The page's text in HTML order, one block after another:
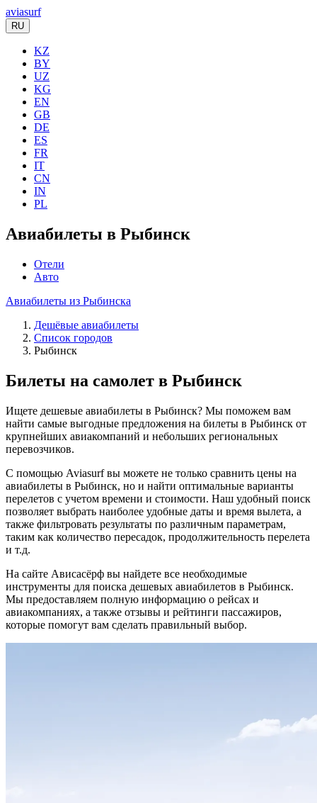
aviasurf
RU
KZ
BY
UZ
KG
EN
GB
DE
ES
FR
IT
CN
IN
PL
Авиабилеты в Рыбинск
Отели
Авто
Авиабилеты из Рыбинска
Дешёвые авиабилеты
Список городов
Рыбинск
Билеты на самолет в Рыбинск
Ищете дешевые авиабилеты в Рыбинск? Мы поможем вам
найти самые выгодные предложения на билеты в Рыбинск от
крупнейших авиакомпаний и небольших региональных
перевозчиков.
С помощью Aviasurf вы можете не только сравнить цены на
авиабилеты в Рыбинск, но и найти оптимальные варианты
перелетов с учетом времени и стоимости. Наш удобный поиск
позволяет выбрать наиболее удобные даты и время вылета, а
также фильтровать результаты по различным параметрам,
таким как количество пересадок, продолжительность перелета
и т.д.
На сайте Ависасёрф вы найдете все необходимые
инструменты для поиска дешевых авиабилетов в Рыбинск.
Мы предоставляем полную информацию о рейсах и
авиакомпаниях, а также отзывы и рейтинги пассажиров,
которые помогут вам сделать правильный выбор.